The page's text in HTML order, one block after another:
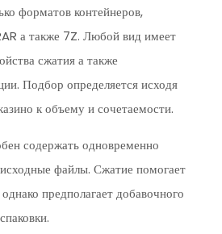
форматов контейнеров,
а также 7Z. Любой вид имеет
сжатия а также
Подбор определяется исходя
к объему и сочетаемости.
содержать одновременно
файлы. Сжатие помогает
предполагает добавочного